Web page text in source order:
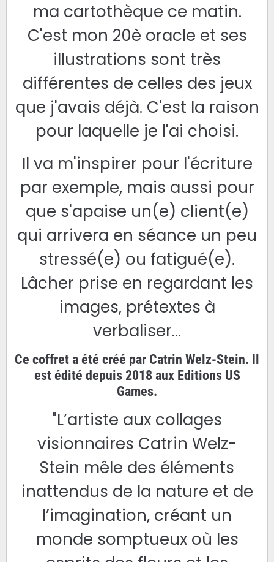
ma cartothèque ce matin.
C'est mon 20è oracle et ses
illustrations sont très
différentes de celles des jeux
que j'avais déjà. C'est la raison
pour laquelle je l'ai choisi.
Il va m'inspirer pour l'écriture
par exemple, mais aussi pour
que s'apaise un(e) client(e)
qui arrivera en séance un peu
stressé(e) ou fatigué(e).
Lâcher prise en regardant les
images, prétextes à
verbaliser...
Ce coffret a été créé par Catrin Welz-Stein. Il
est édité depuis 2018 aux Editions US
Games.
"L’artiste aux collages
visionnaires Catrin Welz-
Stein mêle des éléments
inattendus de la nature et de
l’imagination, créant un
monde somptueux où les